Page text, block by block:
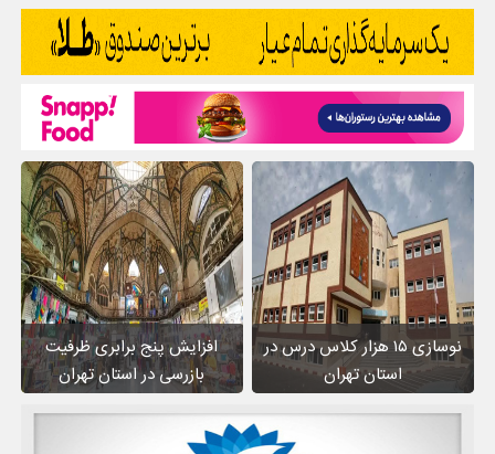
نوسازی ۱۵ هزار کلاس درس در
استان تهران
افزایش پنج برابری ظرفیت
بازرسی در استان تهران